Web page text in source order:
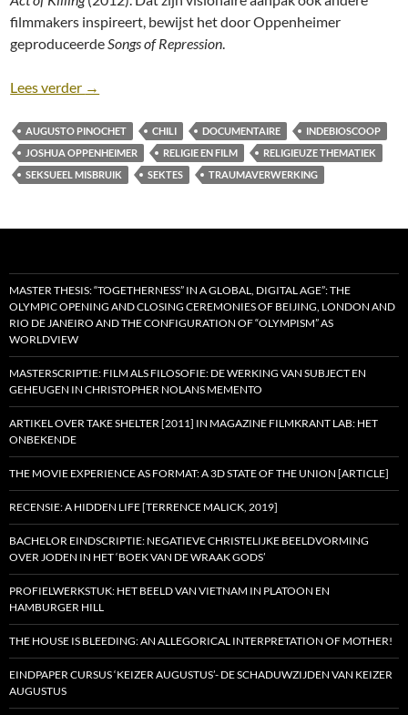
filmmakers inspireert, bewijst het door Oppenheimer
geproduceerdeSongs of Repression.
Lees verder Recensie: Songs of Repression [Estephan Wagner
→
AUGUSTO PINOCHET CHILI DOCUMENTAIRE
INDEBIOSCOOP
JOSHUA OPPENHEIMER
RELIGIE EN FILM
RELIGIEUZE THEMATIEK
SEKSUEEL MISBRUIK
SEKTES TRAUMAVERWERKING
MASTER THESIS: “TOGETHERNESS” IN A GLOBAL, DIGITAL AGE”: THE
OLYMPIC OPENING AND CLOSING CEREMONIES OF BEIJING, LONDON AND
RIO DE JANEIRO AND THE CONFIGURATION OF “OLYMPISM” AS
WORLDVIEW
MASTERSCRIPTIE: FILM ALS FILOSOFIE: DE WERKING VAN SUBJECT EN
GEHEUGEN IN CHRISTOPHER NOLANS MEMENTO
ARTIKEL OVER TAKE SHELTER [2011] IN MAGAZINE FILMKRANT LAB: HET
ONBEKENDE
THE MOVIE EXPERIENCE AS FORMAT: A 3D STATE OF THE UNION [ARTICLE]
RECENSIE: A HIDDEN LIFE [TERRENCE MALICK, 2019]
BACHELOR EINDSCRIPTIE: NEGATIEVE CHRISTELIJKE BEELDVORMING
OVER JODEN IN HET ‘BOEK VAN DE WRAAK GODS’
PROFIELWERKSTUK: HET BEELD VAN VIETNAM IN PLATOON EN
HAMBURGER HILL
THE HOUSE IS BLEEDING: AN ALLEGORICAL INTERPRETATION OF MOTHER!
EINDPAPER CURSUS ‘KEIZER AUGUSTUS’- DE SCHADUWZIJDEN VAN KEIZER
AUGUSTUS